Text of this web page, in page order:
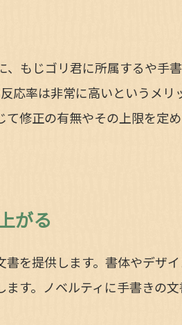
もじゴリ君に所属するや手
応率は非常に高いというメリ
修正の有無やその上限を定
がる
を提供します。書体やデザ
す。ノベルティに手書きの文